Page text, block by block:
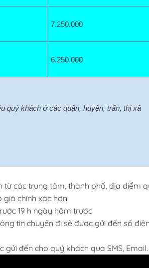
7.250.000
6.250.000
quý khách ở các quận, huyện, trấn, thị xã
từ các trung tâm, thành phố, địa điểm
chính xác hơn.
19 h ngày hôm trước
tin chuyến đi sẽ được gửi đến số điện
đến cho quý khách qua SMS, Email.